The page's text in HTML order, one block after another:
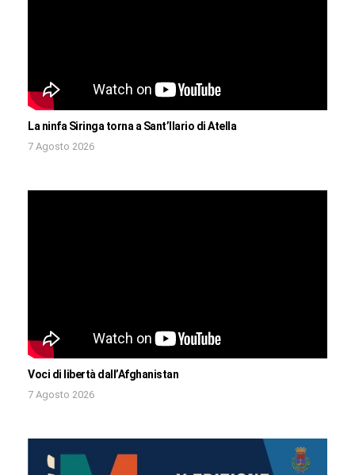
La ninfa Siringa torna a Sant’Ilario di Atella
7 Agosto 2026
Voci di libertà dall’Afghanistan
7 Agosto 2026